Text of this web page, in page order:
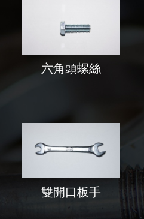
六角頭螺絲
雙開口板手